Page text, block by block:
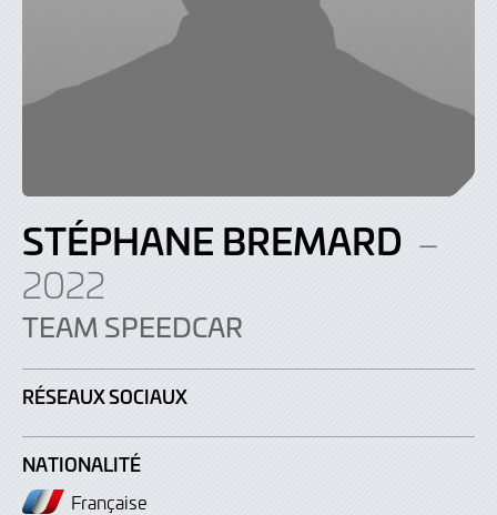
STÉPHANE BREMARD –
2022
TEAM SPEEDCAR
RÉSEAUX SOCIAUX
NATIONALITÉ
Française